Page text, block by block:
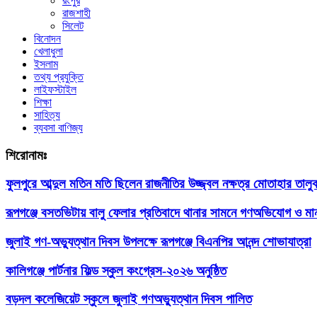
রাজশাহী
সিলেট
বিনোদন
খেলাধুলা
ইসলাম
তথ্য প্রযুক্তি
লাইফস্টাইল
শিক্ষা
সাহিত্য
ব্যবসা বাণিজ্য
শিরোনামঃ
ফুলপুরে আব্দুল মতিন মতি ছিলেন রাজনীতির উজ্জ্বল নক্ষত্র মোতাহার
রূপগঞ্জে বসতভিটায় বালু ফেলার প্রতিবাদে থানার সামনে গণঅভিযোগ ও
জুলাই গণ-অভ্যুত্থান দিবস উপলক্ষে রূপগঞ্জে বিএনপির আনন্দ শোভাযাত্রা
কালিগঞ্জে পার্টনার ফিল্ড স্কুল কংগ্রেস-২০২৬ অনুষ্ঠিত
বড়দল কলেজিয়েট স্কুলে জুলাই গণঅভ্যুত্থান দিবস পালিত